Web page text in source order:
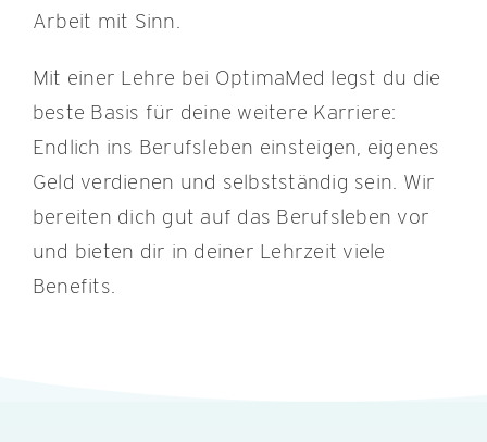
Arbeit mit Sinn.
Mit einer Lehre bei OptimaMed legst du die
beste Basis für deine weitere Karriere:
Endlich ins Berufsleben einsteigen, eigenes
Geld verdienen und selbstständig sein. Wir
bereiten dich gut auf das Berufsleben vor
und bieten dir in deiner Lehrzeit viele
Benefits.